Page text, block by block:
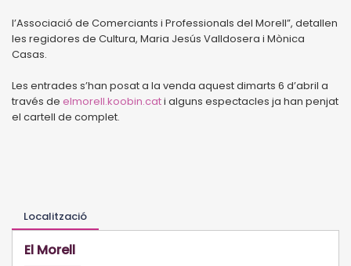
l’Associació de Comerciants i Professionals del Morell”, detallen
les regidores de Cultura, Maria Jesús Valldosera i Mònica
Casas.
Les entrades s’han posat a la venda aquest dimarts 6 d’abril a
través de elmorell.koobin.cati alguns espectacles ja han penjat
el cartell de complet.
Localització
El Morell